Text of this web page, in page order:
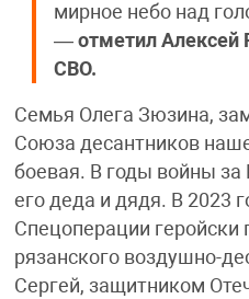
мирное небо над
—отметил Алексей
СВО.
Семья Олега Зюзина,
Союза десантников
боевая. В годы войны за
его деда и дядя. В 2023
Спецоперации геройски
рязанского воздушно-
Сергей, защитником